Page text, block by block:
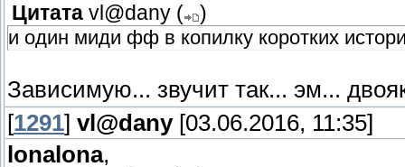
Цитата vl@dany (
)
и один миди фф в копилку коротких
Зависимую... звучит так... эм...
[1291] vl@dany[03.06.2016, 11:35]
lonalona,